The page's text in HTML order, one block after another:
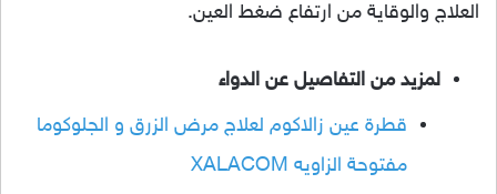
العلاج والوقاية من ارتفاع ضغط العين.
لمزيد من التفاصيل عن الدواء
قطرة عين زالاكوم لعلاج مرض الزرق و الجلوكوما
مفتوحة الزاويه XALACOM